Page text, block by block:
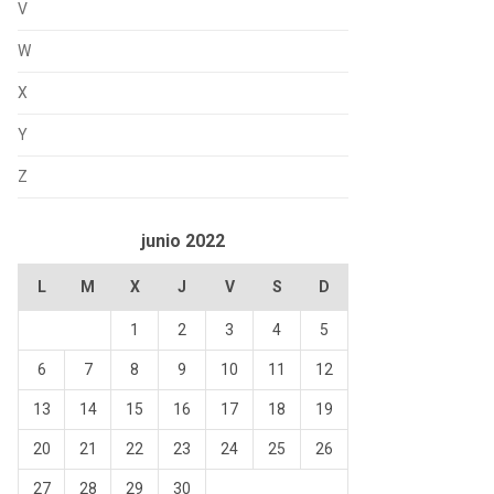
V
W
X
Y
Z
junio 2022
L M X J V S D
1 2 3 4 5
6 7 8 9 10 11 12
13 14 15 16 17 18 19
20 21 22 23 24 25 26
27 28 29 30